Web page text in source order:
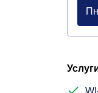
Пн